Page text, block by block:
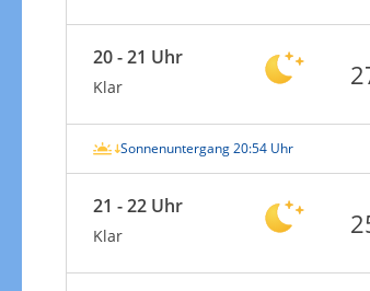
20 - 21 Uhr
Klar
Sonnenuntergang 20:54 Uhr
21 - 22 Uhr
Klar